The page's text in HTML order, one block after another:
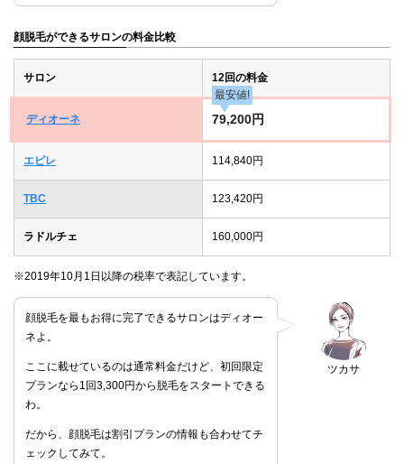
顔脱毛ができるサロンの料金比較
サロン 12回の料金
ディオーネ
最安値!
79,200円
エピレ 114,840円
TBC 123,420円
ラドルチェ 160,000円
※2019年10月1日以降の税率で表記しています。
ツカサ
顔脱毛を最もお得に完了できるサロンはディオー
ネよ。
ここに載せているのは通常料金だけど、初回限定
プランなら1回3,300円から脱毛をスタートできる
わ。
だから、顔脱毛は割引プランの情報も合わせてチ
ェックしてみて。